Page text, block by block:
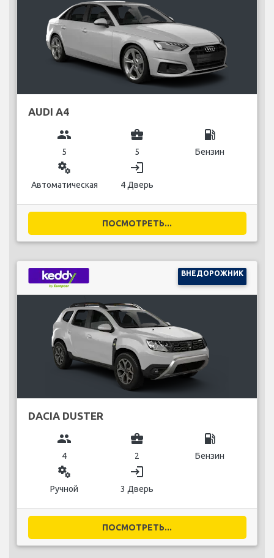
AUDI A4
group
5
business_center
5
local_gas_station
Бензин
miscellaneous_services
Автоматическая
login
4 Дверь
ПОСМОТРЕТЬ...
ВНЕДОРОЖНИК
DACIA DUSTER
group
4
business_center
2
local_gas_station
Бензин
miscellaneous_services
Ручной
login
3 Дверь
ПОСМОТРЕТЬ...